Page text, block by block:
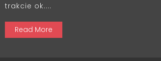
trakcie ok....
Read More